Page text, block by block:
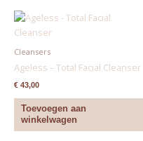
Cleansers
Ageless – Total Facial Cleanser
€43,00
Toevoegen aan
winkelwagen